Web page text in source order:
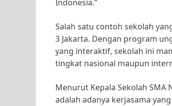
Indonesia.”
Salah satu contoh sekolah
3 Jakarta. Dengan program
yang interaktif, sekolah ini
tingkat nasional maupun
Menurut Kepala Sekolah SMA
adalah adanya kerjasama